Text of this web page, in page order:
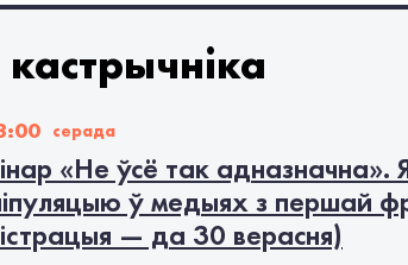
кастрычніка
серада
«Не ўсё так адназначна».
ў медыях з першай
— да 30 верасня)